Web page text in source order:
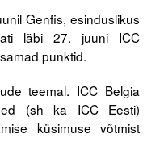
Genfis, esinduslikus
läbi 27. juuni ICC
punktid.
teemal. ICC Belgia
(sh ka ICC Eesti)
küsimuse võtmist